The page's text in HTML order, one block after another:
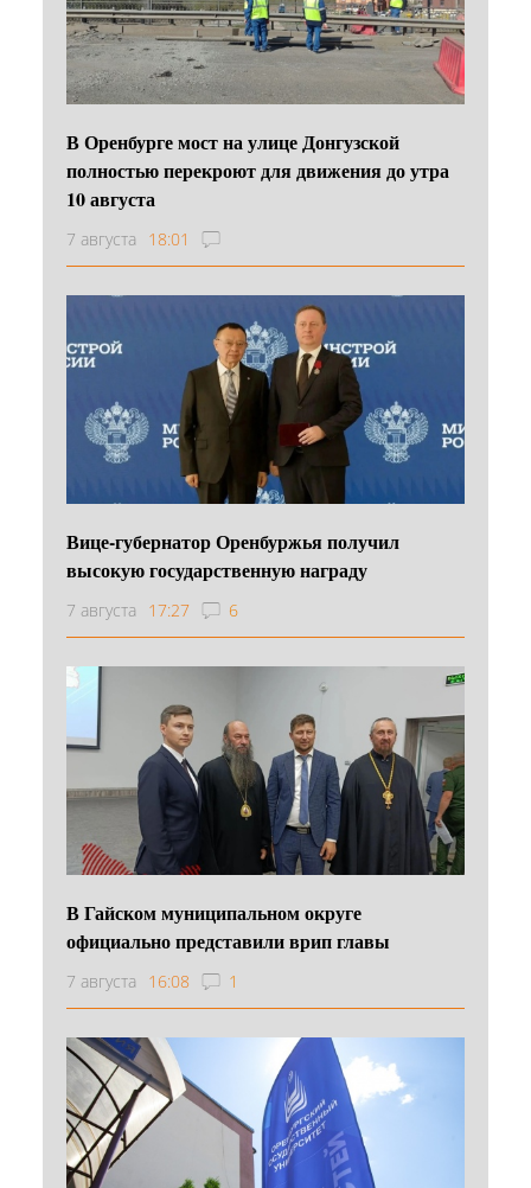
В Оренбурге мост на улице Донгузской
полностью перекроют для движения до утра
10 августа
7 августа 18:01
Вице-губернатор Оренбуржья получил
высокую государственную награду
7 августа 17:27 6
В Гайском муниципальном округе
официально представили врип главы
7 августа 16:08 1